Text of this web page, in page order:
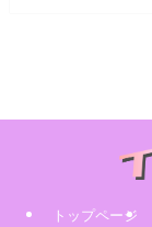
トップページ